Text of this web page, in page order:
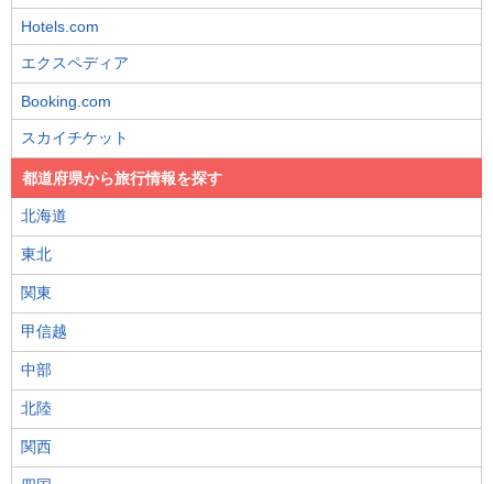
Hotels.com
エクスペディア
Booking.com
スカイチケット
都道府県から旅行情報を探す
北海道
東北
関東
甲信越
中部
北陸
関西